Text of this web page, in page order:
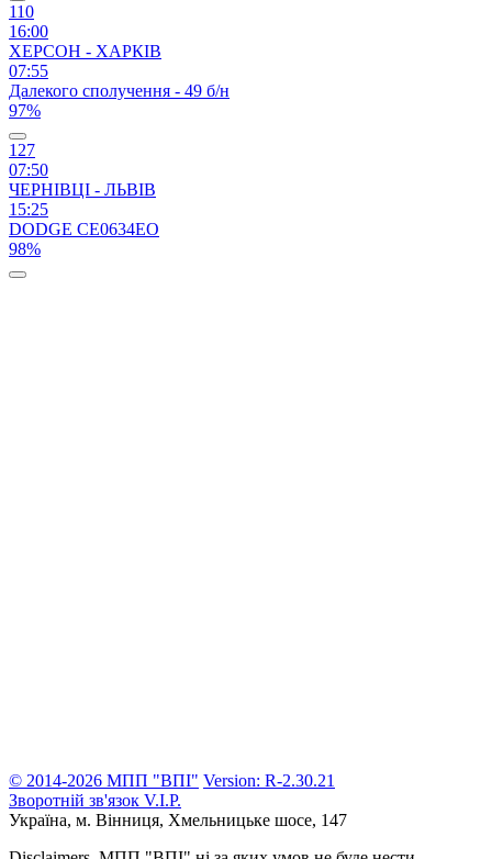
110
16:00
ХЕРСОН - ХАРКІВ
07:55
Далекого сполучення - 49 б/н
97%
127
07:50
ЧЕРНІВЦІ - ЛЬВІВ
15:25
DODGE CЕ0634ЕО
98%
© 2014-2026 МПП "ВПІ" Version: R-2.30.21
Зворотній зв'язок V.I.P.
Україна, м. Вінниця, Хмельницьке шосе, 147